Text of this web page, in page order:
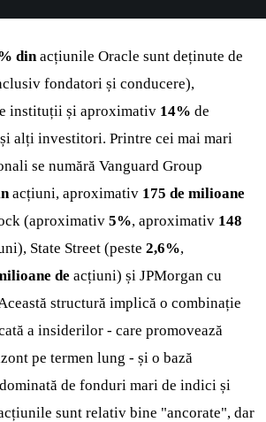
dinacțiunile Oracle sunt deținute de
fondatori și conducere),
instituții și aproximativ 14% de
alți investitori. Printre cei mai mari
se numără Vanguard Group
acțiuni, aproximativ 175 de milioane
(aproximativ 5%, aproximativ 148
State Street (peste 2,6%,
de acțiuni) și JPMorgan cu
structură implică o combinație
a insiderilor - care promovează
pe termen lung - și o bază
de fonduri mari de indici și
sunt relativ bine "ancorate", dar